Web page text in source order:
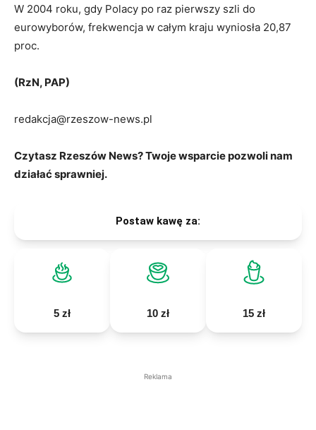
W 2004 roku, gdy Polacy po raz pierwszy szli do
eurowyborów, frekwencja w całym kraju wyniosła 20,87
proc.
(RzN, PAP)
redakcja@rzeszow-news.pl
Czytasz Rzeszów News? Twoje wsparcie pozwoli nam
działać sprawniej.
Postaw kawę za:
5 zł 10 zł 15 zł
Reklama